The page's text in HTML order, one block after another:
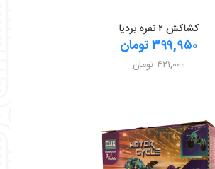
کشاکش ۲ نفره بردیا
۳۹۹,۹۵۰ تومان
۴۲۱,۰۰۰ تومان